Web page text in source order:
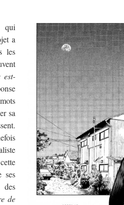
qui
a
les
est-
sa
ses
de